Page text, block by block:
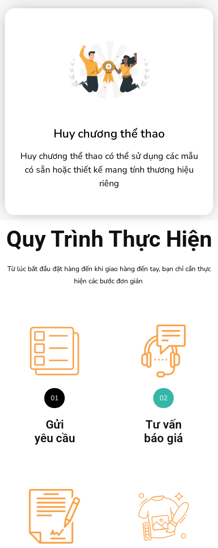
Huy chương thể thao
Huy chương thể thao có thể sử dụng các mẫu
có sẵn hoặc thiết kế mang tính thương hiệu
riêng
Quy Trình Thực Hiện
Từ lúc bắt đầu đặt hàng đến khi giao hàng đến tay, bạn chỉ cần thực
hiện các bước đơn giản
01
Gửi
yêu cầu
02
Tư vấn
báo giá